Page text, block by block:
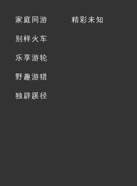
家庭同游
别样火车
乐享游轮
野趣游猎
独辟蹊径
精彩未知